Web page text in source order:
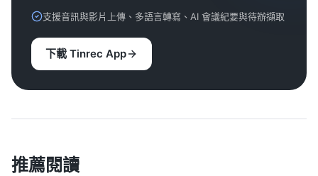
支援音訊與影片上傳、多語言轉寫、AI 會議紀要與待辦擷取
下載 Tinrec App
推薦閱讀